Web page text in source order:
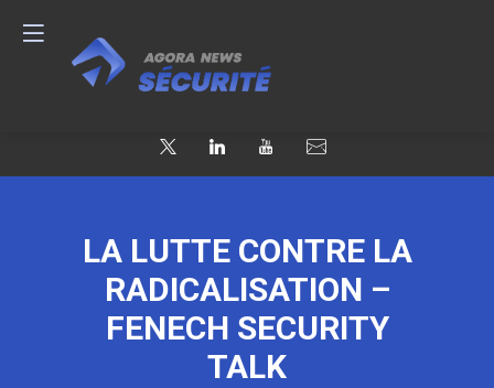
LA LUTTE CONTRE LA
RADICALISATION –
FENECH SECURITY
TALK